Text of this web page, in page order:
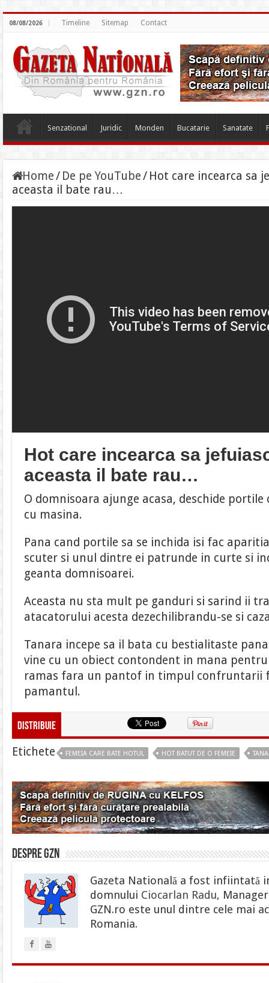
08/08/2026 Timeline Sitemap Contact
Senzational Juridic Monden Bucatarie Sanatate
Home/ De pe YouTube/ Hot care incearca sa
aceasta il bate rau…
Hot care incearca sa
aceasta il bate rau…
O domnisoara ajunge acasa, deschide
cu masina.
Pana cand portile sa se inchida isi fac
scuter si unul dintre ei patrunde in curte si
geanta domnisoarei.
Aceasta nu sta mult pe ganduri si sarind ii
atacatorului acesta dezechilibrandu-se si
Tanara incepe sa il bata cu bestialitaste
vine cu un obiect contondent in mana
ramas fara un pantof in timpul confruntarii
pamantul.
Distribuie
Etichete FEMEIA CARE BATE HOTUL HOT BATUT DE O FEMEIE
Despre gzn
Gazeta Natională a fost infiintată
domnului Ciocarlan Radu,
GZN.ro este unul dintre cele mai
Romania.